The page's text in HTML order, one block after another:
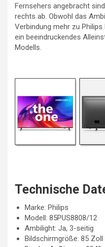
Fernsehers angebracht
rechts ab. Obwohl das
Verbindung mehr zu
ein beeindruckendes
Modells.
Technische
Marke: Philips
Modell: 85PUS8808/12
Ambilight: Ja, 3-seitig
Bildschirmgröße: 85